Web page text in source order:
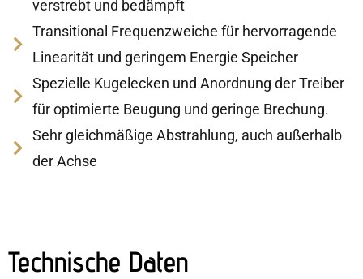
verstrebt und bedämpft
Transitional Frequenzweiche für hervorragende
Linearität und geringem Energie Speicher
Spezielle Kugelecken und Anordnung der Treiber
für optimierte Beugung und geringe Brechung.
Sehr gleichmäßige Abstrahlung, auch außerhalb
der Achse
Technische Daten